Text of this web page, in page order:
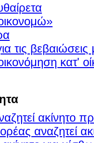
τις βεβαιώσεις
κατ'
ακίνητο
αναζητεί